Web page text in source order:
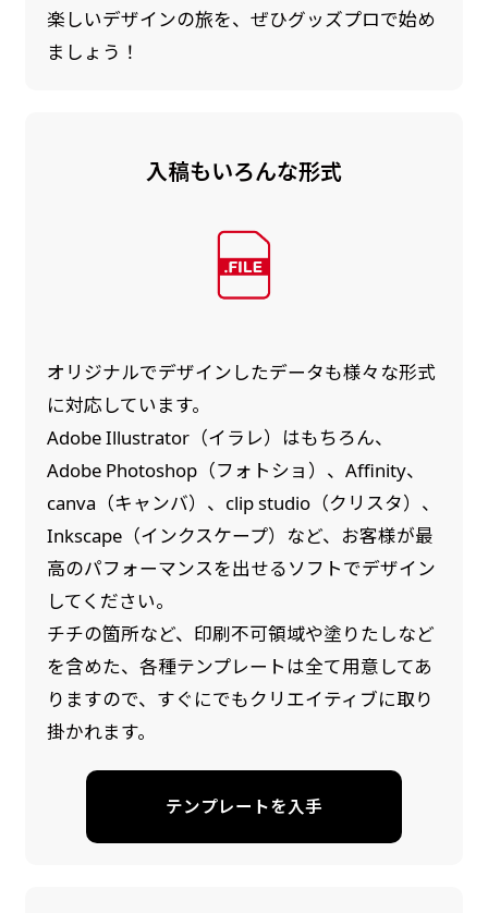
楽しいデザインの旅を、ぜひグッズプロで始め
ましょう！
入稿もいろんな形式
オリジナルでデザインしたデータも様々な形式
に対応しています。
Adobe Illustrator（イラレ）はもちろん、
Adobe Photoshop（フォトショ）、Affinity、
canva（キャンバ）、clip studio（クリスタ）、
Inkscape（インクスケープ）など、お客様が最
高のパフォーマンスを出せるソフトでデザイン
してください。
チチの箇所など、印刷不可領域や塗りたしなど
を含めた、各種テンプレートは全て用意してあ
りますので、すぐにでもクリエイティブに取り
掛かれます。
テンプレートを入手